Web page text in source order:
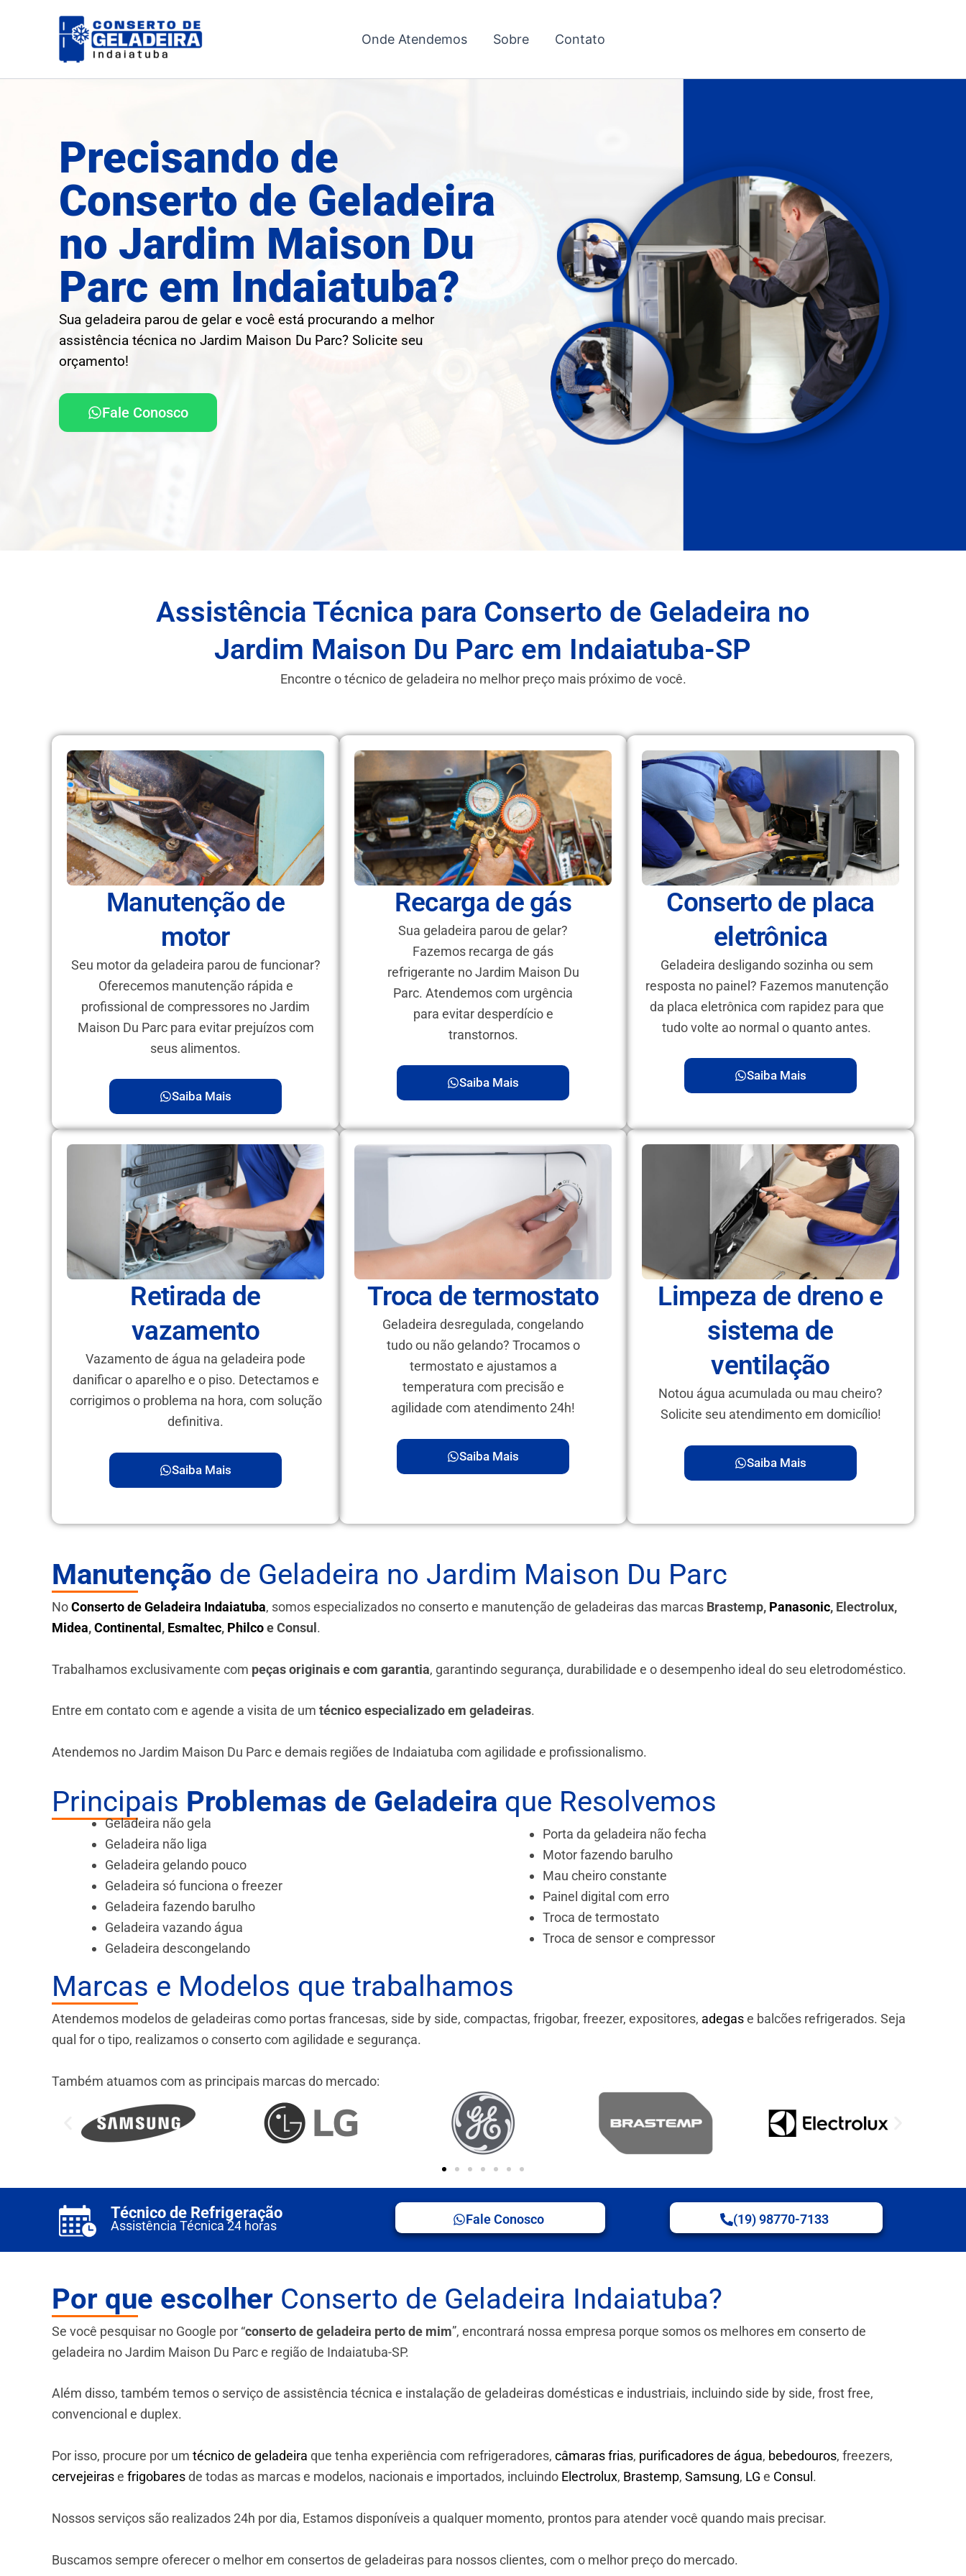
Onde Atendemos Sobre Contato
Precisando de
Conserto de Geladeira
no Jardim Maison Du
Parc em Indaiatuba?
Sua geladeira parou de gelar e você está procurando a melhor
assistência técnica no Jardim Maison Du Parc? Solicite seu
orçamento!
Fale Conosco
Assistência Técnica para Conserto de Geladeira no
Jardim Maison Du Parc em Indaiatuba-SP
Encontre o técnico de geladeira no melhor preço mais próximo de você.
Manutenção de
motor
Seu motor da geladeira parou de funcionar?
Oferecemos manutenção rápida e
profissional de compressores no Jardim
Maison Du Parc para evitar prejuízos com
seus alimentos.
Saiba Mais
Recarga de gás
Sua geladeira parou de gelar?
Fazemos recarga de gás
refrigerante no Jardim Maison Du
Parc. Atendemos com urgência
para evitar desperdício e
transtornos.
Saiba Mais
Conserto de placa
eletrônica
Geladeira desligando sozinha ou sem
resposta no painel? Fazemos manutenção
da placa eletrônica com rapidez para que
tudo volte ao normal o quanto antes.
Saiba Mais
Retirada de
vazamento
Vazamento de água na geladeira pode
danificar o aparelho e o piso. Detectamos e
corrigimos o problema na hora, com solução
definitiva.
Saiba Mais
Troca de termostato
Geladeira desregulada, congelando
tudo ou não gelando? Trocamos o
termostato e ajustamos a
temperatura com precisão e
agilidade com atendimento 24h!
Saiba Mais
Limpeza de dreno e
sistema de
ventilação
Notou água acumulada ou mau cheiro?
Solicite seu atendimento em domicílio!
Saiba Mais
Manutenção de Geladeira no Jardim Maison Du Parc
NoConserto de Geladeira Indaiatuba, somos especializados no conserto e manutenção de geladeiras das marcas Brastemp, Panasonic, Electrolux,
Midea,Continental , Esmaltec, Philcoe Consul .
Trabalhamos exclusivamente com peças originais e com garantia, garantindo segurança, durabilidade e o desempenho ideal do seu eletrodoméstico.
Entre em contato com e agende a visita de um técnico especializado em geladeiras.
Atendemos no Jardim Maison Du Parc e demais regiões de Indaiatuba com agilidade e profissionalismo.
Principais Problemas de Geladeira que Resolvemos
Geladeira não gela
Geladeira não liga
Geladeira gelando pouco
Geladeira só funciona o freezer
Geladeira fazendo barulho
Geladeira vazando água
Geladeira descongelando
Porta da geladeira não fecha
Motor fazendo barulho
Mau cheiro constante
Painel digital com erro
Troca de termostato
Troca de sensor e compressor
Marcas e Modelos que trabalhamos
Atendemos modelos de geladeiras como portas francesas, side by side, compactas, frigobar, freezer, expositores, adegase balcões refrigerados. Seja
qual for o tipo, realizamos o conserto com agilidade e segurança.
Também atuamos com as principais marcas do mercado:
Técnico de Refrigeração
Assistência Técnica 24 horas Fale Conosco (19) 98770-7133
Por que escolher Conserto de Geladeira Indaiatuba?
Se você pesquisar no Google por “conserto de geladeira perto de mim”, encontrará nossa empresa porque somos os melhores em conserto de
geladeira no Jardim Maison Du Parc e região de Indaiatuba-SP.
Além disso, também temos o serviço de assistência técnica e instalação de geladeiras domésticas e industriais, incluindo side by side, frost free,
convencional e duplex.
Por isso, procure por um técnico de geladeira que tenha experiência com refrigeradores, câmaras frias, purificadores de água, bebedouros, freezers,
cervejeirase frigobaresde todas as marcas e modelos, nacionais e importados, incluindo Electrolux, Brastemp, Samsung, LG e Consul .
Nossos serviços são realizados 24h por dia, Estamos disponíveis a qualquer momento, prontos para atender você quando mais precisar.
Buscamos sempre oferecer o melhor em consertos de geladeiras para nossos clientes, com o melhor preço do mercado.